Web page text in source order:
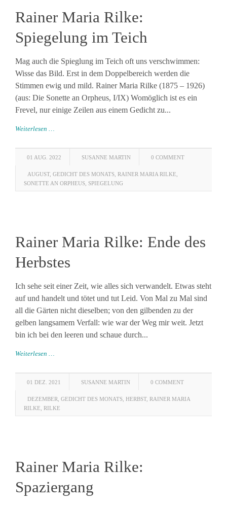
Rainer Maria Rilke:
Spiegelung im Teich
Mag auch die Spieglung im Teich oft uns verschwimmen:
Wisse das Bild. Erst in dem Doppelbereich werden die
Stimmen ewig und mild. Rainer Maria Rilke (1875 – 1926)
(aus: Die Sonette an Orpheus, I/IX) Womöglich ist es ein
Frevel, nur einige Zeilen aus einem Gedicht zu...
Weiterlesen …
01 AUG. 2022 SUSANNE MARTIN 0 COMMENT
AUGUST, GEDICHT DES MONATS RAINER MARIA RILKE
SONETTE AN ORPHEUS SPIEGELUNG
Rainer Maria Rilke: Ende des
Herbstes
Ich sehe seit einer Zeit, wie alles sich verwandelt. Etwas steht
auf und handelt und tötet und tut Leid. Von Mal zu Mal sind
all die Gärten nicht dieselben; von den gilbenden zu der
gelben langsamem Verfall: wie war der Weg mir weit. Jetzt
bin ich bei den leeren und schaue durch...
Weiterlesen …
01 DEZ. 2021 SUSANNE MARTIN 0 COMMENT
DEZEMBER GEDICHT DES MONATS HERBST, RAINER MARIA
RILKE RILKE
Rainer Maria Rilke:
Spaziergang